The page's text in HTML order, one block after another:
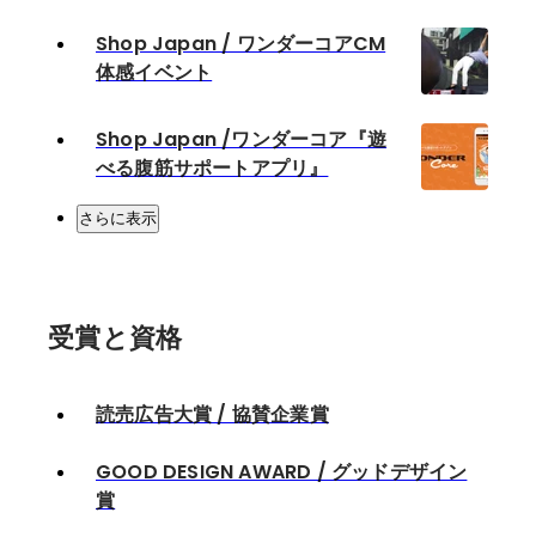
Shop Japan / ワンダーコアCM
体感イベント
Shop Japan /ワンダーコア『遊
べる腹筋サポートアプリ』
さらに表示
受賞と資格
読売広告大賞 / 協賛企業賞
GOOD DESIGN AWARD / グッドデザイン
賞